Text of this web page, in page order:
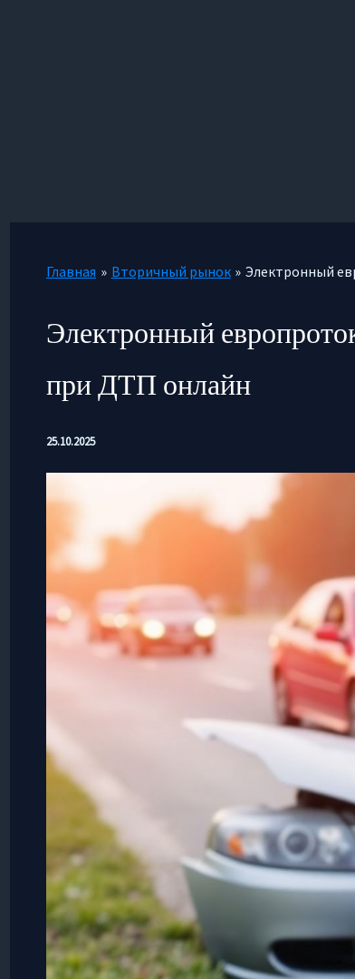
Главная Вторичный рынок Электронный
Электронный
при ДТП онлайн
25.10.2025